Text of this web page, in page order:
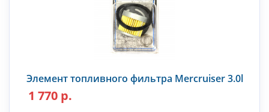
Элемент топливного фильтра Mercruiser 3.0l
1 770 р.